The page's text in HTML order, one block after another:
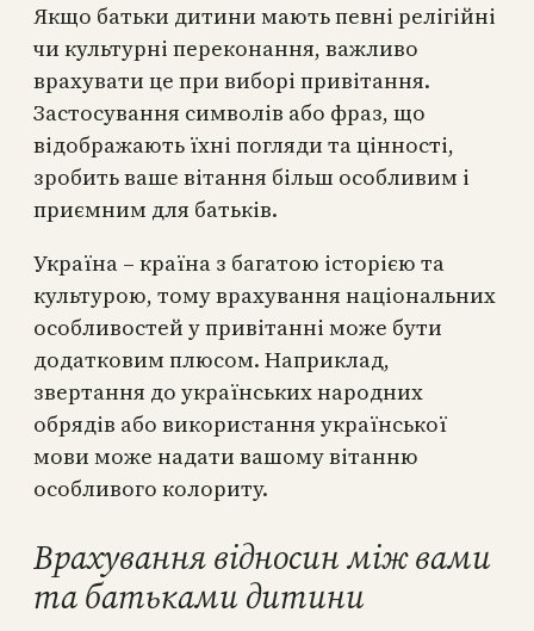
Якщо батьки дитини мають певні релігійні
чи культурні переконання, важливо
врахувати це при виборі привітання.
Застосування символів або фраз, що
відображають їхні погляди та цінності,
зробить ваше вітання більш особливим і
приємним для батьків.
Україна – країна з багатою історією та
культурою, тому врахування національних
особливостей у привітанні може бути
додатковим плюсом. Наприклад,
звертання до українських народних
обрядів або використання української
мови може надати вашому вітанню
особливого колориту.
Врахування відносин між вами
та батьками дитини